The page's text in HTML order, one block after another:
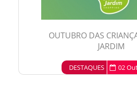
OUTUBRO DAS
JARDIM
DESTAQUES 02